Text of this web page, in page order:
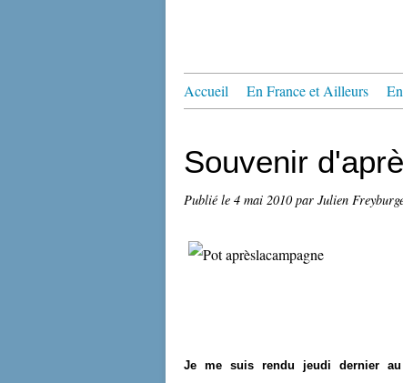
Accueil En France et Ailleurs
Souvenir
Publié le 4 mai 2010par Julien
Je me suis rendu jeudi dernier